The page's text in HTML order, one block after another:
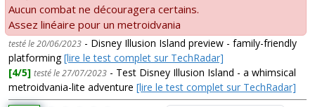
Aucun combat ne découragera certains.
Assez linéaire pour un metroidvania
testé le 20/06/2023 - Disney Illusion Island preview - family-friendly
platforming[lire le test complet sur TechRadar]
[4/5] testé le 27/07/2023 - Test Disney Illusion Island - a whimsical
metroidvania-lite adventure [lire le test complet sur TechRadar]